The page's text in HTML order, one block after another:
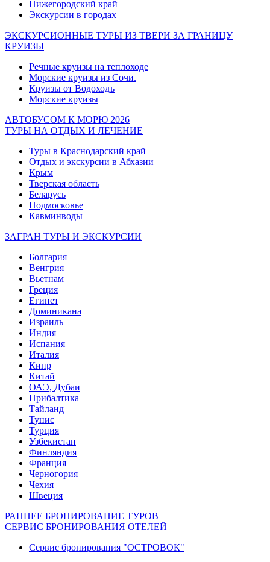
Нижегородский край
Экскурсии в городах
ЭКСКУРСИОННЫЕ ТУРЫ ИЗ ТВЕРИ ЗА ГРАНИЦУ
КРУИЗЫ
Речные круизы на теплоходе
Морские круизы из Сочи.
Круизы от Водоходъ
Морские круизы
АВТОБУСОМ К МОРЮ 2026
ТУРЫ НА ОТДЫХ И ЛЕЧЕНИЕ
Туры в Краснодарский край
Отдых и экскурсии в Абхазии
Крым
Тверская область
Беларусь
Подмосковье
Кавминводы
ЗАГРАН ТУРЫ И ЭКСКУРСИИ
Болгария
Венгрия
Вьетнам
Греция
Египет
Доминикана
Израиль
Индия
Испания
Италия
Кипр
Китай
ОАЭ, Дубаи
Прибалтика
Тайланд
Тунис
Турция
Узбекистан
Финляндия
Франция
Черногория
Чехия
Швеция
РАННЕЕ БРОНИРОВАНИЕ ТУРОВ
СЕРВИС БРОНИРОВАНИЯ ОТЕЛЕЙ
Сервис бронирования "ОСТРОВОК"